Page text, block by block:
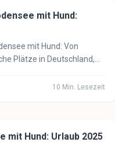
mit Hund:
mit Hund: Von
Plätze in Deutschland,
10 Min. Lesezeit
mit Hund: Urlaub 2025